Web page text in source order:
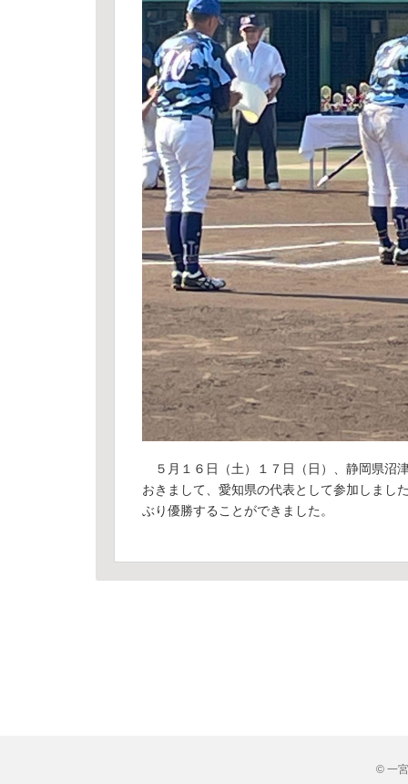
５月１６日（土）１７日（日）、静岡県沼
おきまして、愛知県の代表として参加しまし
ぶり優勝することができました。
© 一